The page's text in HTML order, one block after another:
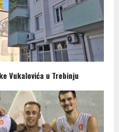
Vukalovića u Trebinju